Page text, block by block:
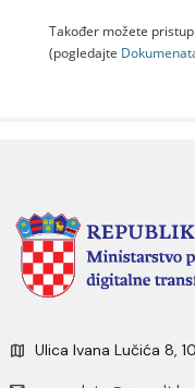
Također možete
(pogledajte